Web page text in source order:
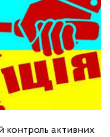
контроль активних